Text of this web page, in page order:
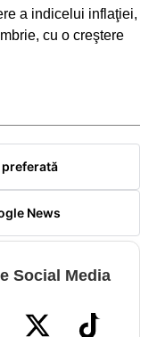
a indicelui inflaţiei,
cu o creştere
News
Social Media